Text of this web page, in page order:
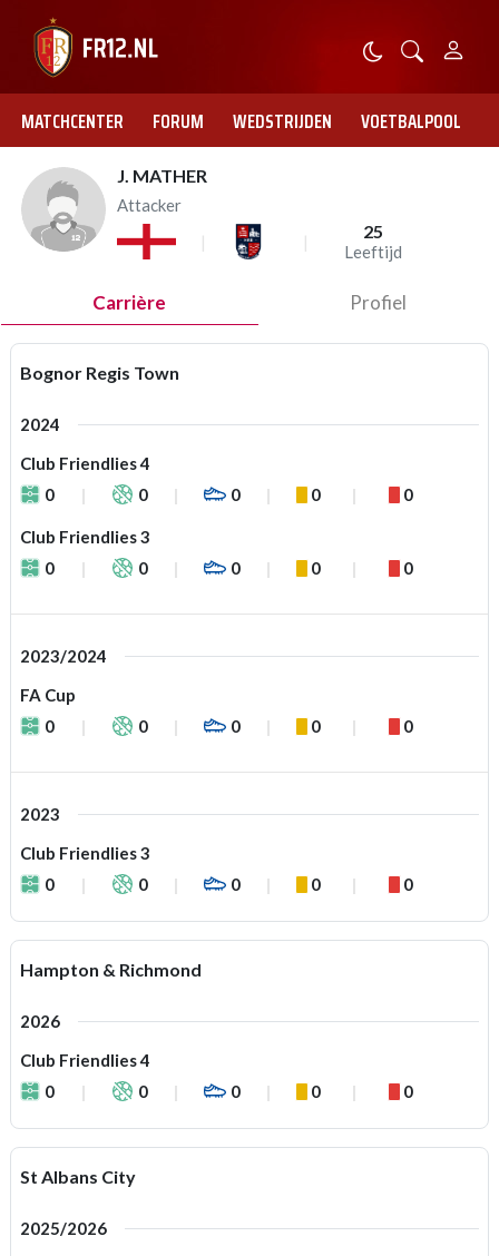
MATCHCENTER FORUM WEDSTRIJDEN VOETBALPOOL
J. MATHER
Attacker
25
Leeftijd
Carrière Profiel
Bognor Regis Town
2024
Club Friendlies 4
0
0 0 0 0
Club Friendlies 3
0
0 0 0 0
2023/2024
FA Cup
0
0 0 0 0
2023
Club Friendlies 3
0
0 0 0 0
Hampton & Richmond
2026
Club Friendlies 4
0
0 0 0 0
St Albans City
2025/2026